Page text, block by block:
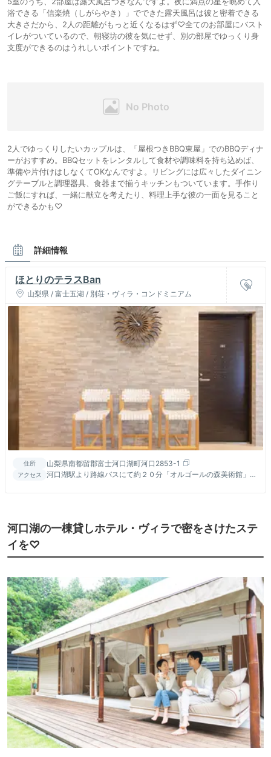
浴できる「信楽焼（しがらやき）」でできた露天風呂は彼と密着できる
大きさだから、2人の距離がもっと近くなるはず♡全てのお部屋にバスト
イレがついているので、朝寝坊の彼を気にせず、別の部屋でゆっくり身
支度ができるのはうれしいポイントですね。
2人でゆっくりしたいカップルは、「屋根つきBBQ東屋」でのBBQディナ
ーがおすすめ。BBQセットをレンタルして食材や調味料を持ち込めば、
準備や片付けはしなくてOKなんですよ。リビングには広々したダイニン
グテーブルと調理器具、食器まで揃うキッチンもついています。手作り
ご飯にすれば、一緒に献立を考えたり、料理上手な彼の一面を見ること
ができるかも♡
詳細情報
ほとりのテラスBan
山梨県 / 富士五湖 / 別荘・ヴィラ・コンドミニアム
住所 山梨県南都留郡富士河口湖町河口2853-1
アクセス
河口湖駅より路線バスにて約２０分「オルゴールの森美術館」下
河口湖の一棟貸しホテル・ヴィラで密をさけたステ
イを♡